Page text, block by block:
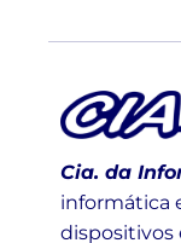
Cia. da
informática
dispositivos